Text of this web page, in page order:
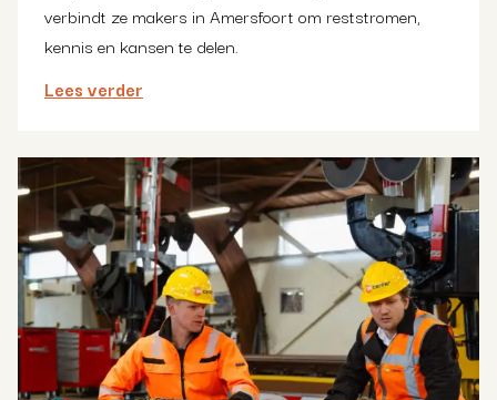
verbindt ze makers in Amersfoort om reststromen,
kennis en kansen te delen.
Lees verder